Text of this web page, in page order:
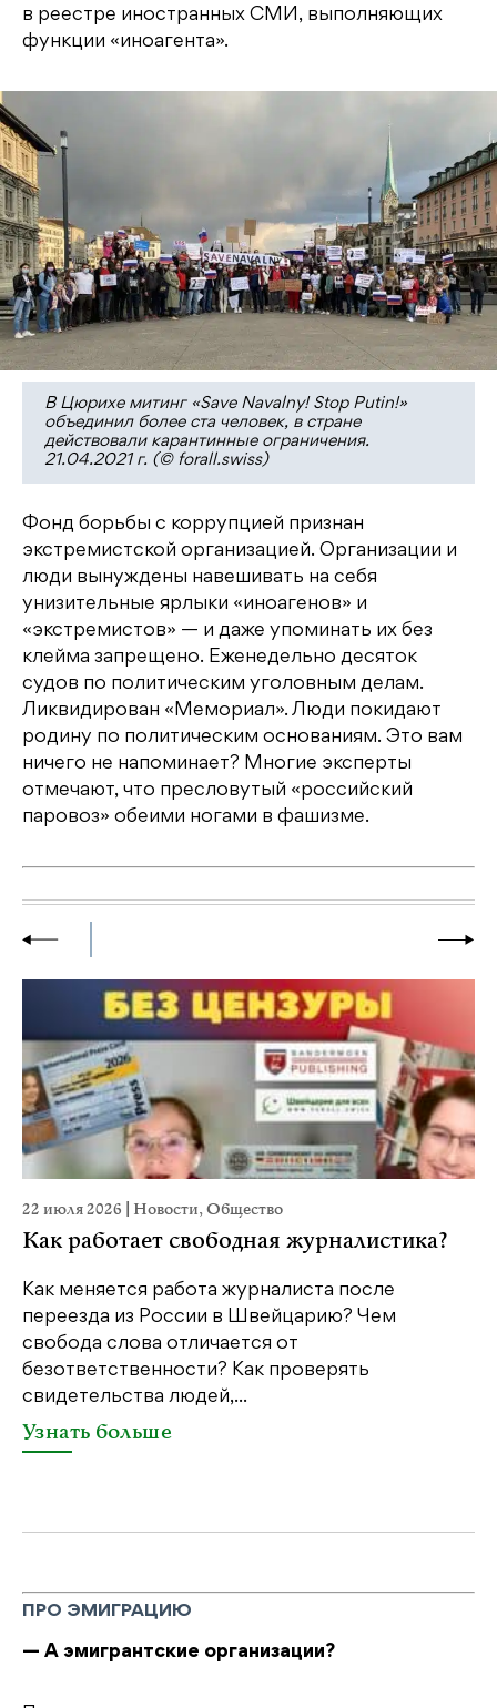
в реестре иностранных СМИ, выполняющих
функции «иноагента».
В Цюрихе митинг «Save Navalny! Stop Putin!»
объединил более ста человек, в стране
действовали карантинные ограничения.
21.04.2021 г. (© forall.swiss)
Фонд борьбы с коррупцией признан
экстремистской организацией. Организации и
люди вынуждены навешивать на себя
унизительные ярлыки «иноагенов» и
«экстремистов» — и даже упоминать их без
клейма запрещено. Еженедельно десяток
судов по политическим уголовным делам.
Ликвидирован «Мемориал». Люди покидают
родину по политическим основаниям. Это вам
ничего не напоминает? Многие эксперты
отмечают, что пресловутый «российский
паровоз» обеими ногами в фашизме.
22 июля 2026 Новости,Общество
Как работает свободная журналистика?
Как меняется работа журналиста после
переезда из России в Швейцарию? Чем
свобода слова отличается от
безответственности? Как проверять
свидетельства людей,...
Узнать больше
ПРО ЭМИГРАЦИЮ
— А эмигрантские организации?